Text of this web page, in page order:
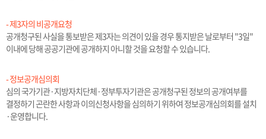
- 제3자의 비공개요청
공개청구된 사실을 통보받은 제3자는 의견이 있을 경우 통지받은 날로부터 "3일"
이내에 당해 공공기관에 공개하지 아니할 것을 요청할 수 있습니다.
- 정보공개심의회
심의 국가기관·지방자치단체·정부투자기관은 공개청구된 정보의 공개여부를
결정하기 곤란한 사항과 이의신청사항을 심의하기 위하여 정보공개심의회를 설치
·운영합니다.